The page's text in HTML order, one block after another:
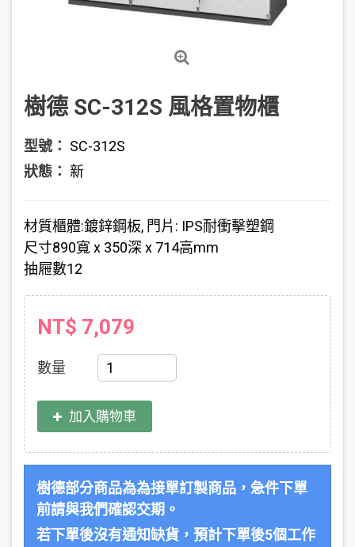
樹德 SC-312S 風格置物櫃
型號： SC-312S
狀態： 新
材質櫃體:鍍鋅鋼板, 門片: IPS耐衝擊塑鋼
尺寸890寬 x 350深 x 714高mm
抽屜數12
NT$ 7,079
數量
加入購物車
樹德部分商品為為接單訂製商品，急件下單
前請與我們確認交期。
若下單後沒有通知缺貨，預計下單後5個工作